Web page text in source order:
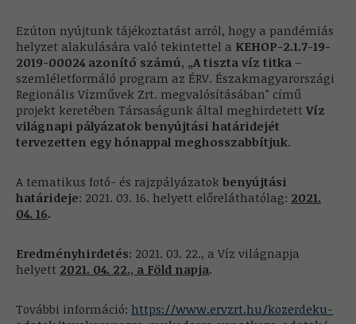
Ezúton nyújtunk tájékoztatást arról, hogy a pandémiás
helyzet alakulására való tekintettel a KEHOP-2.1.7-19-
2019-00024 azonító számú, „A tiszta víz titka –
szemléletformáló program az ÉRV. Északmagyarországi
Regionális Vízművek Zrt. megvalósításában" című
projekt keretében Társaságunk által meghirdetett Víz
világnapi pályázatok benyújtási határidejét
tervezetten egy hónappal meghosszabbítjuk.
A tematikus fotó- és rajzpályázatok benyújtási
határideje: 2021. 03. 16. helyett előreláthatólag: 2021.
04. 16.
Eredményhirdetés: 2021. 03. 22., a Víz világnapja
helyett 2021. 04. 22., a Föld napja.
További információ: https://www.ervzrt.hu/kozerdeku-